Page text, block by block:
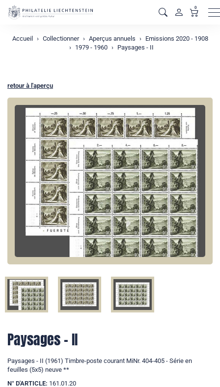
0
Accueil Collectionner Aperçus annuels
Emissions 2020 - 1908
1979 - 1960
Paysages - II
retour à l'aperçu
Paysages - II
Paysages - II (1961) Timbre-poste courant MiNr. 404-405 - Série en
feuilles (5x5) neuve **
N° D'ARTICLE: 161.01.20